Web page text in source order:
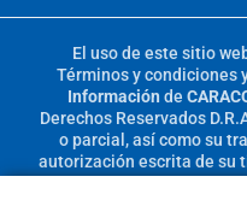
El uso de este sitio
Términos y condiciones
Información de
Derechos Reservados
o parcial, así como su
autorización escrita de su